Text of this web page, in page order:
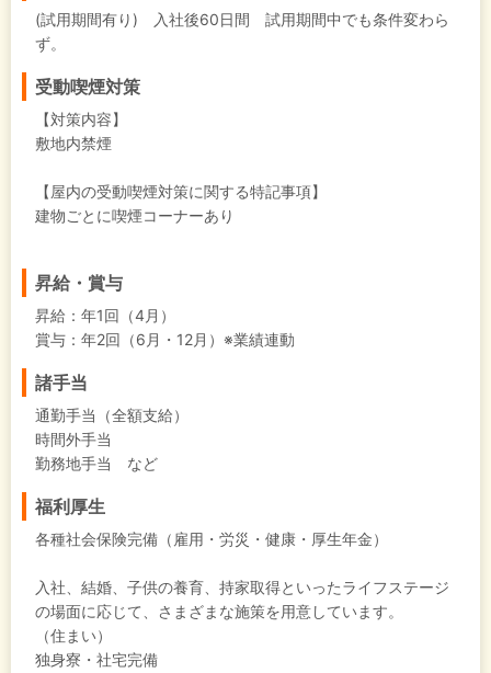
(試用期間有り) 入社後60日間 試用期間中でも条件変わら
ず。
受動喫煙対策
【対策内容】
敷地内禁煙
【屋内の受動喫煙対策に関する特記事項】
建物ごとに喫煙コーナーあり
昇給・賞与
昇給：年1回（4月）
賞与：年2回（6月・12月）※業績連動
諸手当
通勤手当（全額支給）
時間外手当
勤務地手当 など
福利厚生
各種社会保険完備（雇用・労災・健康・厚生年金）
入社、結婚、子供の養育、持家取得といったライフステージ
の場面に応じて、さまざまな施策を用意しています。
（住まい）
独身寮・社宅完備